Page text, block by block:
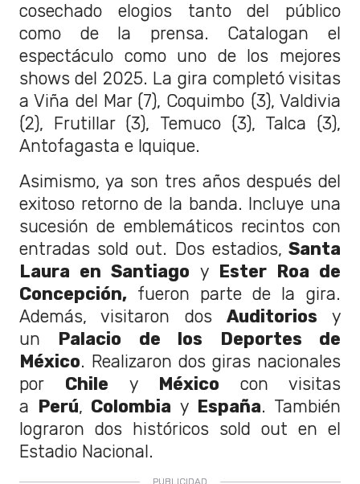
cosechado elogios tanto del público
como de la prensa. Catalogan el
espectáculo como uno de los mejores
shows del 2025. La gira completó visitas
a Viña del Mar (7), Coquimbo (3), Valdivia
(2), Frutillar (3), Temuco (3), Talca (3),
Antofagasta e Iquique.
Asimismo, ya son tres años después del
exitoso retorno de la banda. Incluye una
sucesión de emblemáticos recintos con
entradas sold out. Dos estadios, Santa
Laura en Santiago y
Ester Roa de
Concepción, fueron parte de la gira.
Además, visitaron dos Auditorios y
un
Palacio de los Deportes de
México. Realizaron dos giras nacionales
por Chile y México con visitas
a
Perú, Colombia y España. También
lograron dos históricos sold out en el
Estadio Nacional.